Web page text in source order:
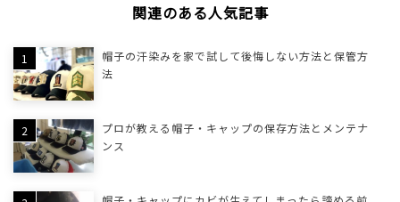
関連のある人気記事
帽子の汗染みを家で試して後悔しない方法と保管方
法
プロが教える帽子・キャップの保存方法とメンテナ
ンス